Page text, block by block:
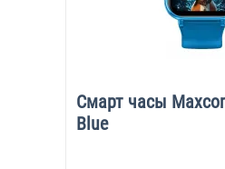
Смарт часы
Blue